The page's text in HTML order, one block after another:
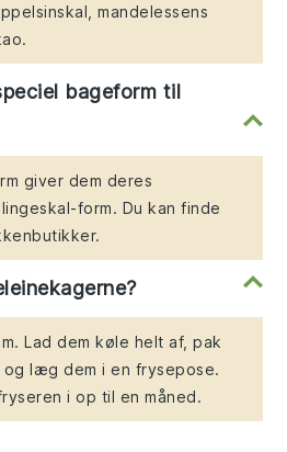
mandelessens
bageform til
giver dem deres
form. Du kan finde
Lad dem køle helt af, pak
læg dem i en frysepose.
i op til en måned.